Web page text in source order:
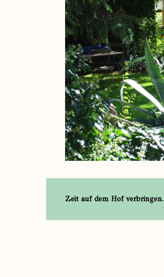
Zeit auf dem Hof verbringen.